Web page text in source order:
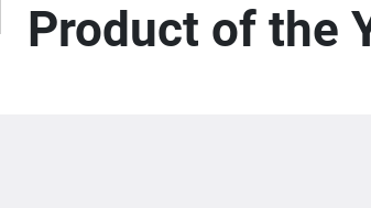
Product of the